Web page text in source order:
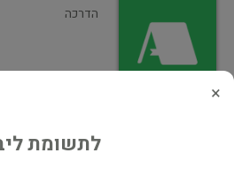
הדרכה
קיצור תולדות
×
לתשומת